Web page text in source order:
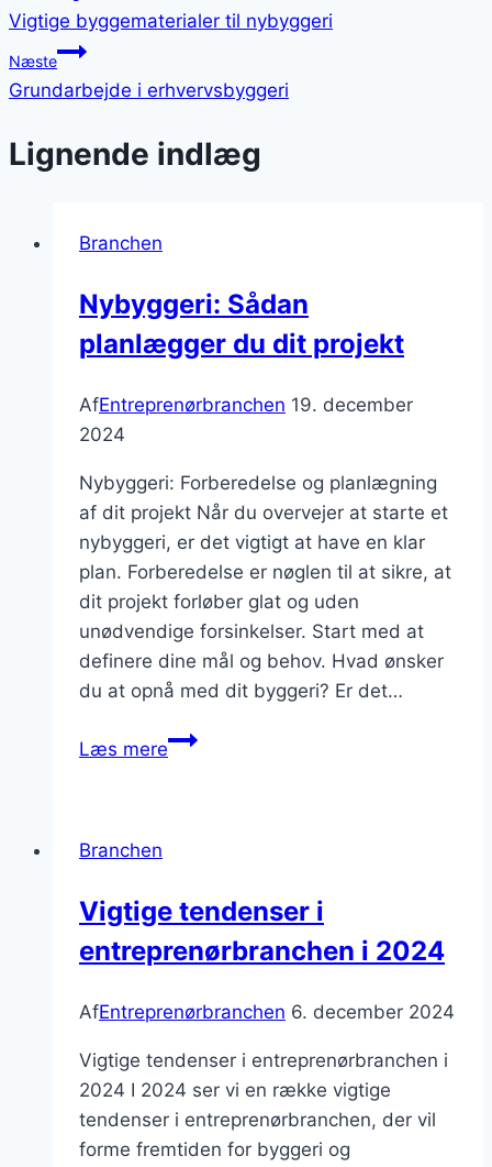
Vigtige byggematerialer til nybyggeri
Næste
Grundarbejde i erhvervsbyggeri
Lignende indlæg
Branchen
Nybyggeri: Sådan
planlægger du dit projekt
AfEntreprenørbranchen 19. december
2024
Nybyggeri: Forberedelse og planlægning
af dit projekt Når du overvejer at starte et
nybyggeri, er det vigtigt at have en klar
plan. Forberedelse er nøglen til at sikre, at
dit projekt forløber glat og uden
unødvendige forsinkelser. Start med at
definere dine mål og behov. Hvad ønsker
du at opnå med dit byggeri? Er det…
Læs mereNybyggeri:
Branchen
Vigtige tendenser i
entreprenørbranchen i 2024
AfEntreprenørbranchen 6. december 2024
Vigtige tendenser i entreprenørbranchen i
2024 I 2024 ser vi en række vigtige
tendenser i entreprenørbranchen, der vil
forme fremtiden for byggeri og